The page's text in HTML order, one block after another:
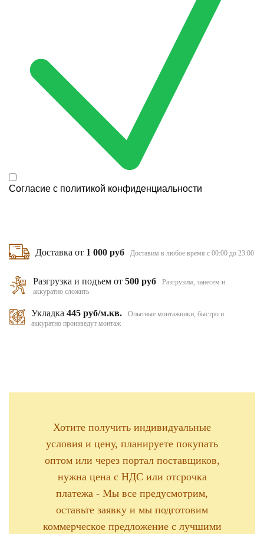
Согласие с политикой конфиденциальности
Доставка от 1 000 руб Доставим в любое время с 00:00 до 23:00
Разгрузка и подъем от500 руб
Разгрузим, занесем и
аккуратно сложить
Укладка 445 руб/м.кв.
Опытные монтажники, быстро и
аккуратно произведут монтаж
Хотите получить индивидуальные
условия и цену, планируете покупать
оптом или через портал поставщиков,
нужна цена с НДС или отсрочка
платежа - Мы все предусмотрим,
оставьте заявку и мы подготовим
коммерческое предложение с лучшими